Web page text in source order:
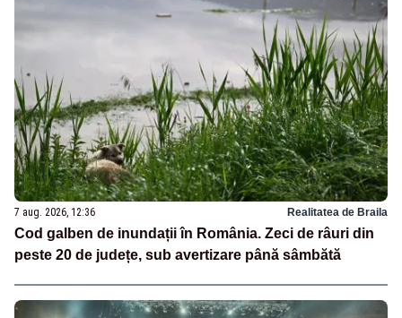
7 aug. 2026, 12:36 Realitatea de Braila
Cod galben de inundații în România. Zeci de râuri din
peste 20 de județe, sub avertizare până sâmbătă